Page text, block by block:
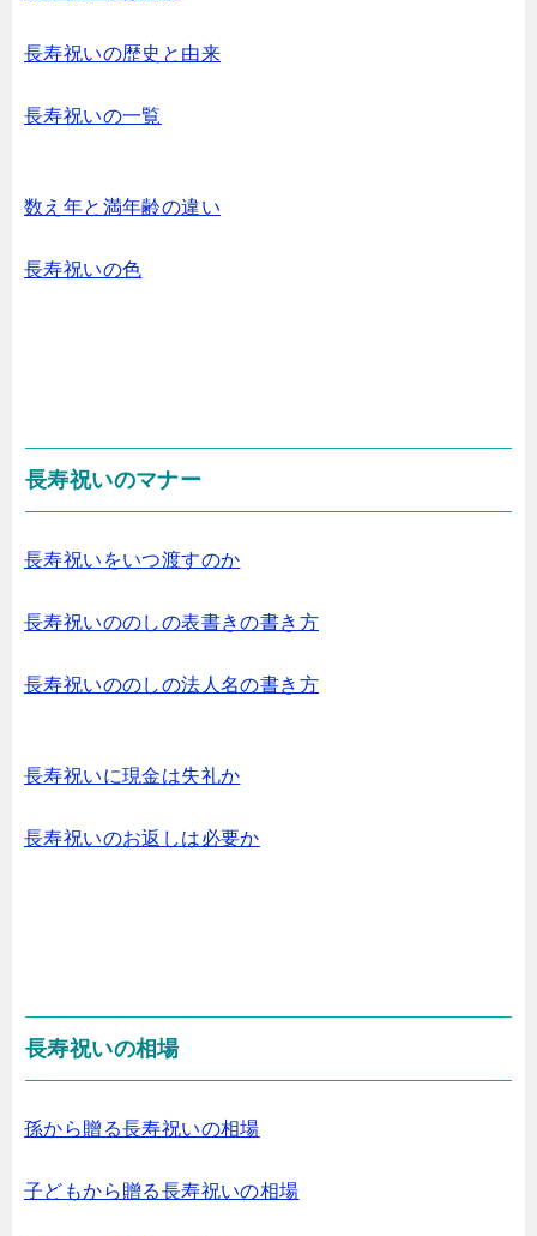
長寿祝いの歴史と由来
長寿祝いの一覧
数え年と満年齢の違い
長寿祝いの色
長寿祝いのマナー
長寿祝いをいつ渡すのか
長寿祝いののしの表書きの書き方
長寿祝いののしの法人名の書き方
長寿祝いに現金は失礼か
長寿祝いのお返しは必要か
長寿祝いの相場
孫から贈る長寿祝いの相場
子どもから贈る長寿祝いの相場